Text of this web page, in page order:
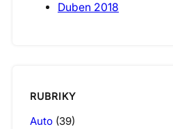
Duben 2018
RUBRIKY
Auto (39)